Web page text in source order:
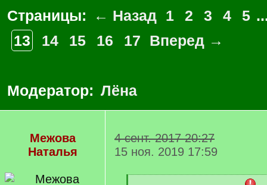
Страницы: ← Назад 1 2 3 4 5
13
14 15 16 17 Вперед →
Модератор: Лёна
Межова
Наталья
4 сент. 2017 20:27
15 ноя. 2019 17:59